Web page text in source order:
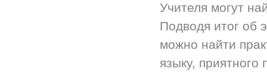
Учителя могут
Подводя итог об
можно найти
языку,